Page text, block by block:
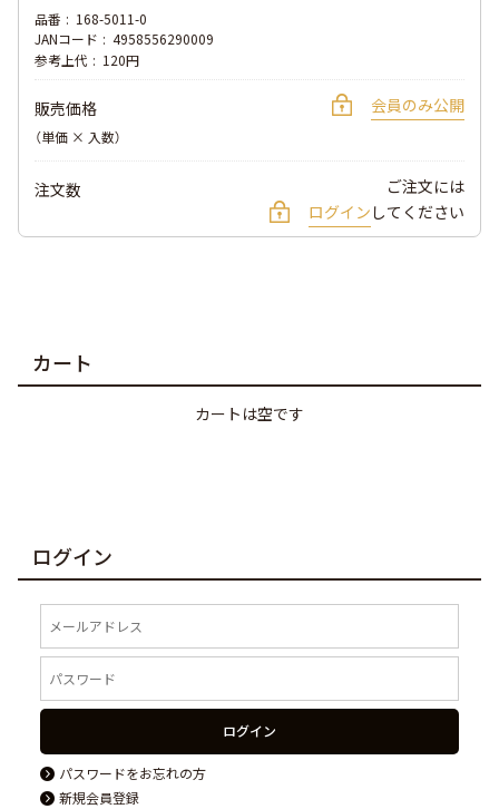
品番
168-5011-0
JANコード
4958556290009
参考上代
120円
販売価格
（単価 × 入数）
会員のみ公開
注文数
ご注文には
ログイン してください
カート
カートは空です
ログイン
ログイン
パスワードをお忘れの方
新規会員登録